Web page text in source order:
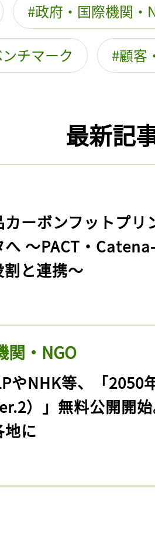
政府・国際機関・
チマーク 顧客
最新記
カーボンフットプリ
〜PACT・
と連携〜
関・NGO
やNHK等、「2050
）」無料公開開
に